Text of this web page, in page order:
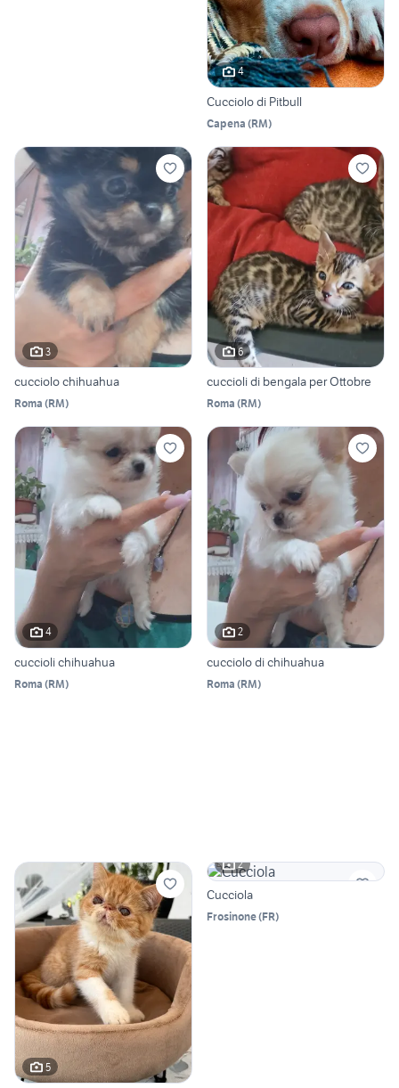
4
Cucciolo di Pitbull
Capena (RM)
3
cucciolo chihuahua
Roma (RM)
6
cuccioli di bengala per Ottobre
Roma (RM)
4
cuccioli chihuahua
Roma (RM)
2
cucciolo di chihuahua
Roma (RM)
5
2
Cucciola
Frosinone(FR)